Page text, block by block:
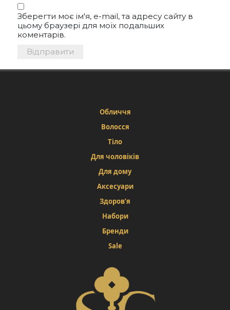
Зберегти моє ім'я, e-mail, та адресу сайту в
цьому браузері для моїх подальших
коментарів.
Обличчя
Волосся
Тіло
Для чоловіків
Для дому
Аксесуари
Здоров’я
Набори
Бренди
Sale